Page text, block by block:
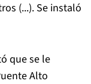
(...). Se instaló
que se le
Alto